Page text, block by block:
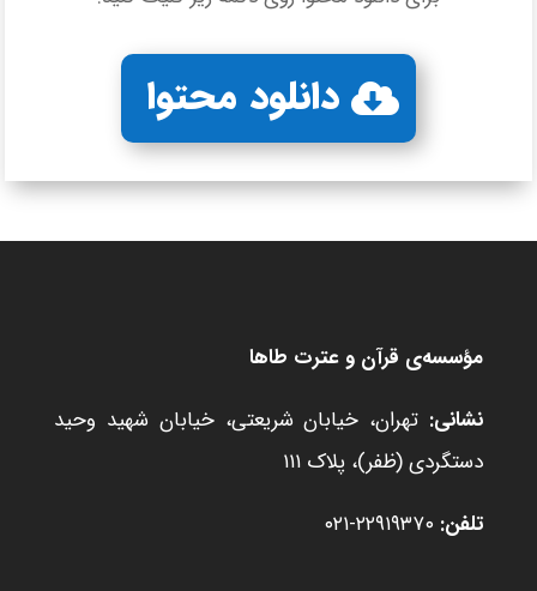
دانلود محتوا
مؤسسه‌ی قرآن و عترت طاها
نشانی: تهران، خیابان شریعتی، خیابان شهید وحید
دستگردی (ظفر)، پلاک ۱۱۱
تلفن: